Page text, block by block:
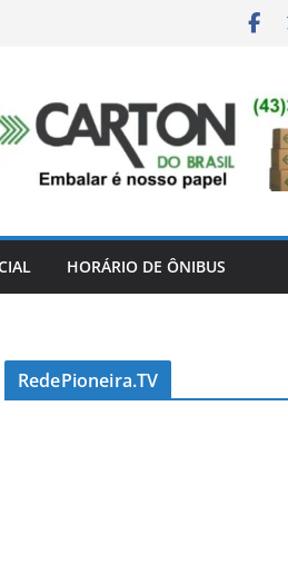
HORÁRIO DE ÔNIBUS
RedePioneira.TV